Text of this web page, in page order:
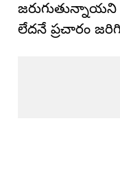
జరుగుతున్నాయని
లేద‌నే ప్ర‌చారం